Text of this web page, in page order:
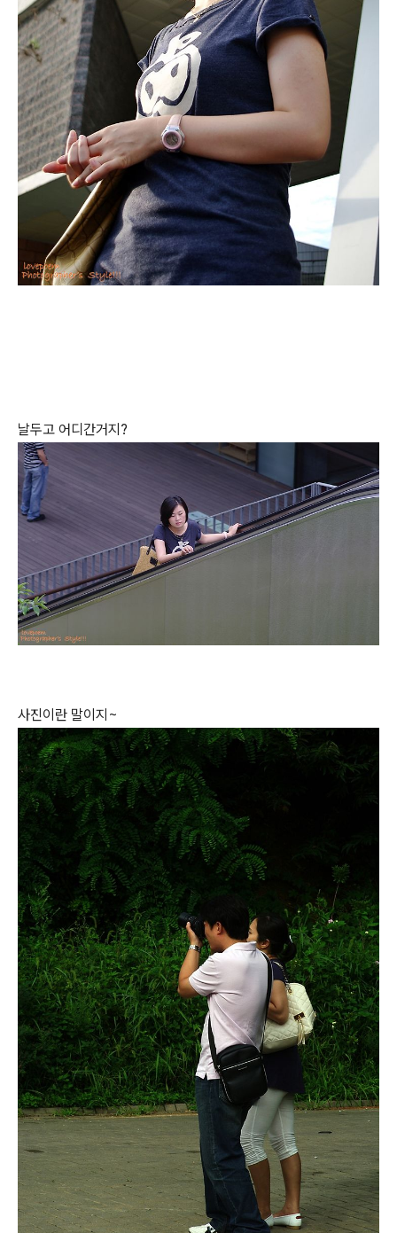
날두고 어디간거지?
사진이란 말이지~